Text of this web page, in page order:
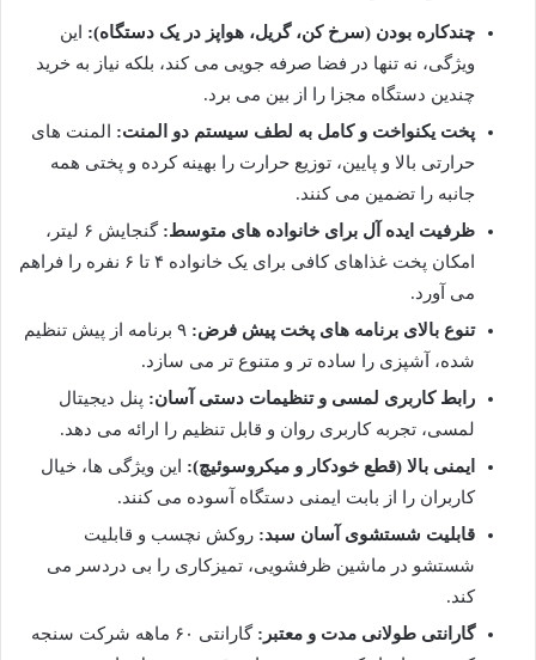
چندکاره بودن (سرخ کن، گریل، هواپز در یک دستگاه): این
ویژگی، نه تنها در فضا صرفه جویی می کند، بلکه نیاز به خرید
چندین دستگاه مجزا را از بین می برد.
پخت یکنواخت و کامل به لطف سیستم دو المنت: المنت های
حرارتی بالا و پایین، توزیع حرارت را بهینه کرده و پختی همه
جانبه را تضمین می کنند.
ظرفیت ایده آل برای خانواده های متوسط:
گنجایش ۶ لیتر،
امکان پخت غذاهای کافی برای یک خانواده ۴ تا ۶ نفره را فراهم
می آورد.
تنوع بالای برنامه های پخت پیش فرض:
۹ برنامه از پیش تنظیم
شده، آشپزی را ساده تر و متنوع تر می سازد.
رابط کاربری لمسی و تنظیمات دستی آسان: پنل دیجیتال
لمسی، تجربه کاربری روان و قابل تنظیم را ارائه می دهد.
ایمنی بالا (قطع خودکار و میکروسوئیچ): این ویژگی ها، خیال
کاربران را از بابت ایمنی دستگاه آسوده می کنند.
قابلیت شستشوی آسان سبد: روکش نچسب و قابلیت
شستشو در ماشین ظرفشویی، تمیزکاری را بی دردسر می
کند.
گارانتی طولانی مدت و معتبر:
گارانتی ۶۰ ماهه شرکت سنجه